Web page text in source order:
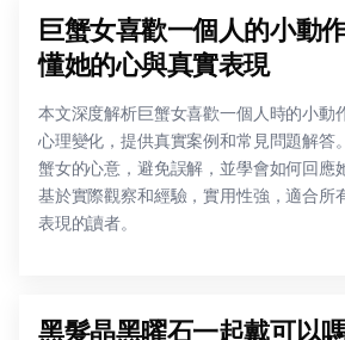
巨蟹女喜歡一個人的小動
懂她的心與真實表現
本文深度解析巨蟹女喜歡一個人時的小動
心理變化，提供真實案例和常見問題解答
蟹女的心意，避免誤解，並學會如何回應
基於實際觀察和經驗，實用性強，適合所
表現的讀者。
黑髮晶黑曜石一起戴可以